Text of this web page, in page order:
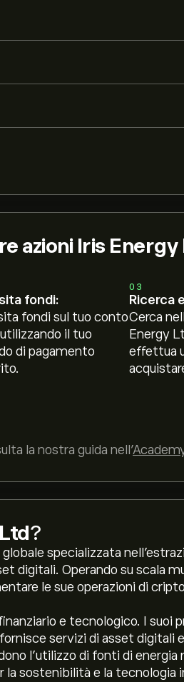
azioni Iris Energy
fondi:
fondi sul tuo conto
il tuo
di pagamento
03
Ricerca
Cerca
Energy
effettua
la nostra guida nell’
?
globale specializzata
digitali. Operando su scala
le sue operazioni di
e tecnologico. I suoi
servizi di asset
l'utilizzo di fonti di energia
sostenibilità e la tecnologia